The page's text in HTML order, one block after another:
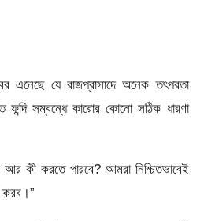
এনেছে যে রাজপ্রাসাদে অনেক তৎপরতা
ফন্দি সম্বন্ধে কারোর কোনো সঠিক ধারণা
আর কী করতে পারবে? আমরা নিশ্চিতভাবেই
করব।”